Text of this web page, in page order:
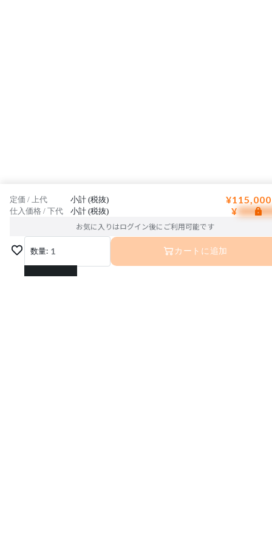
定価 / 上代 小計 (税抜)
仕入価格 / 下代 小計 (税抜) ¥
お気に入りはログイン後にご利用可能です
数量: 1
1
カートに追加